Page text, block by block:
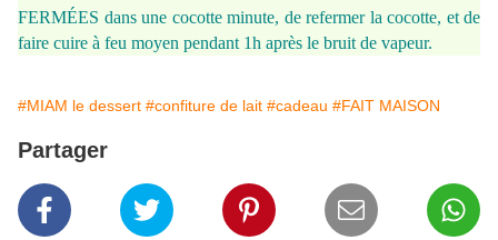
FERMÉES dans une cocotte minute, de refermer la cocotte, et de
faire cuire à feu moyen pendant 1h après le bruit de vapeur.
#MIAM le dessert #confiture de lait #cadeau #FAIT MAISON
Partager